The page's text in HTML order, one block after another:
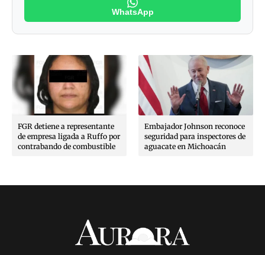
WhatsApp
FGR detiene a representante
de empresa ligada a Ruffo por
contrabando de combustible
Embajador Johnson reconoce
seguridad para inspectores de
aguacate en Michoacán